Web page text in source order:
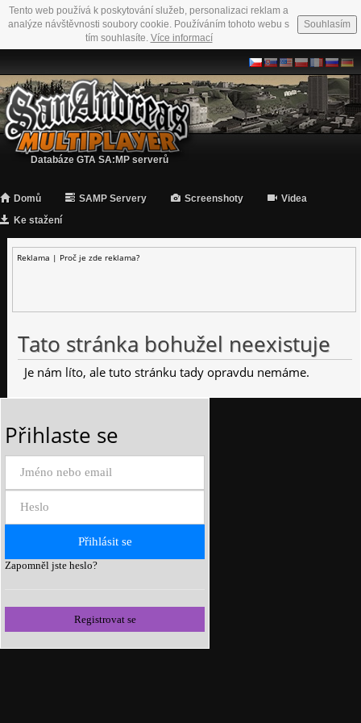
Tento web používá k poskytování služeb, personalizaci reklam a
analýze návštěvnosti soubory cookie. Používáním tohoto webu s
tím souhlasíte. Více informací
Souhlasím
Databáze GTA SA:MP serverů
Domů SAMP Servery Screenshoty
Videa
Ke stažení
Reklama | Proč je zde reklama?
Tato stránka bohužel neexistuje
Je nám líto, ale tuto stránku tady opravdu nemáme.
Přihlaste se
Zapomněl jste heslo?
Registrovat se